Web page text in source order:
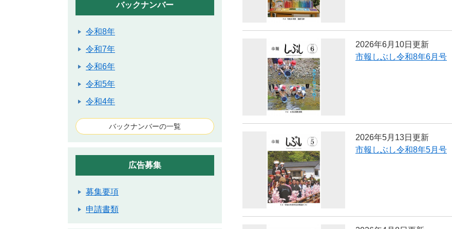
2026年6月10日更新
市報しぶし令和8年6月号
2026年5月13日更新
市報しぶし令和8年5月号
バックナンバー
令和8年
令和7年
令和6年
令和5年
令和4年
バックナンバーの一覧
広告募集
募集要項
申請書類